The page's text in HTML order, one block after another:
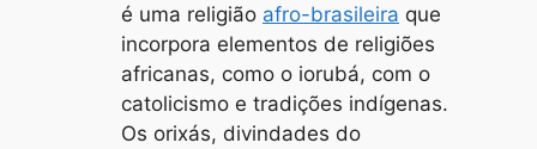
é uma religião afro-brasileira que
incorpora elementos de religiões
africanas, como o iorubá, com o
catolicismo e tradições indígenas.
Os orixás, divindades do